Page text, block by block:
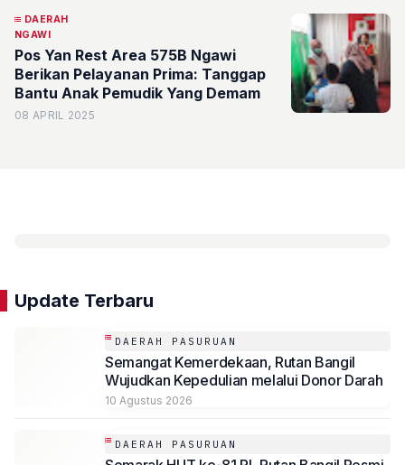
DAERAH
NGAWI
Pos Yan Rest Area 575B Ngawi
Berikan Pelayanan Prima: Tanggap
Bantu Anak Pemudik Yang Demam
08 APRIL 2025
Update Terbaru
DAERAH PASURUAN
Semangat Kemerdekaan, Rutan Bangil
Wujudkan Kepedulian melalui Donor Darah
10 Agustus 2026
DAERAH PASURUAN